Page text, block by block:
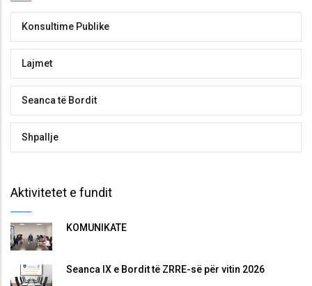
Konsultime Publike
Lajmet
Seanca të Bordit
Shpallje
Aktivitetet e fundit
KOMUNIKATË
Seanca IX e Bordit të ZRRE-së për vitin 2026